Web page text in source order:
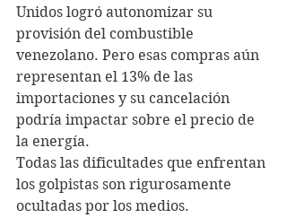
Unidos logró autonomizar su
provisión del combustible
venezolano. Pero esas compras aún
representan el 13% de las
importaciones y su cancelación
podría impactar sobre el precio de
la energía.
Todas las dificultades que enfrentan
los golpistas son rigurosamente
ocultadas por los medios.